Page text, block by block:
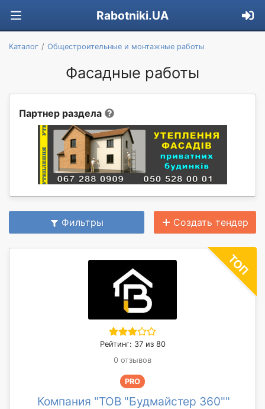
Rabotniki.UA
Каталог Общестроительные и монтажные работы
Фасадные работы
Партнер раздела
Фильтры Создать тендер
Рейтинг: 37 из 80
0 отзывов
PRO
Компания "ТОВ "Будмайстер 360""